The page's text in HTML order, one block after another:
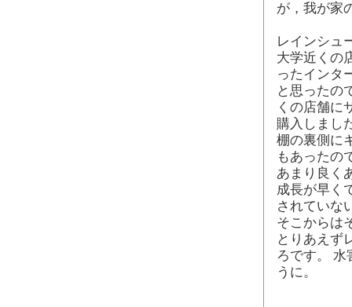
が，我が家
レインシュ
大学近くの
ったインタ
と思ったの
くの店舗に
購入しまし
棚の裏側に
もあったの
あまり良く
成長が早く
されていな
そこからは
とりあえず
ろです。
うに。